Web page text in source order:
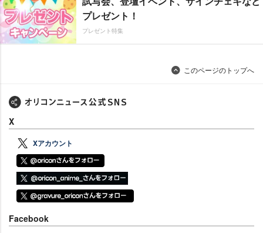
プレゼント！
プレゼント特集
このページのトップへ
X
Xアカウント
Facebook